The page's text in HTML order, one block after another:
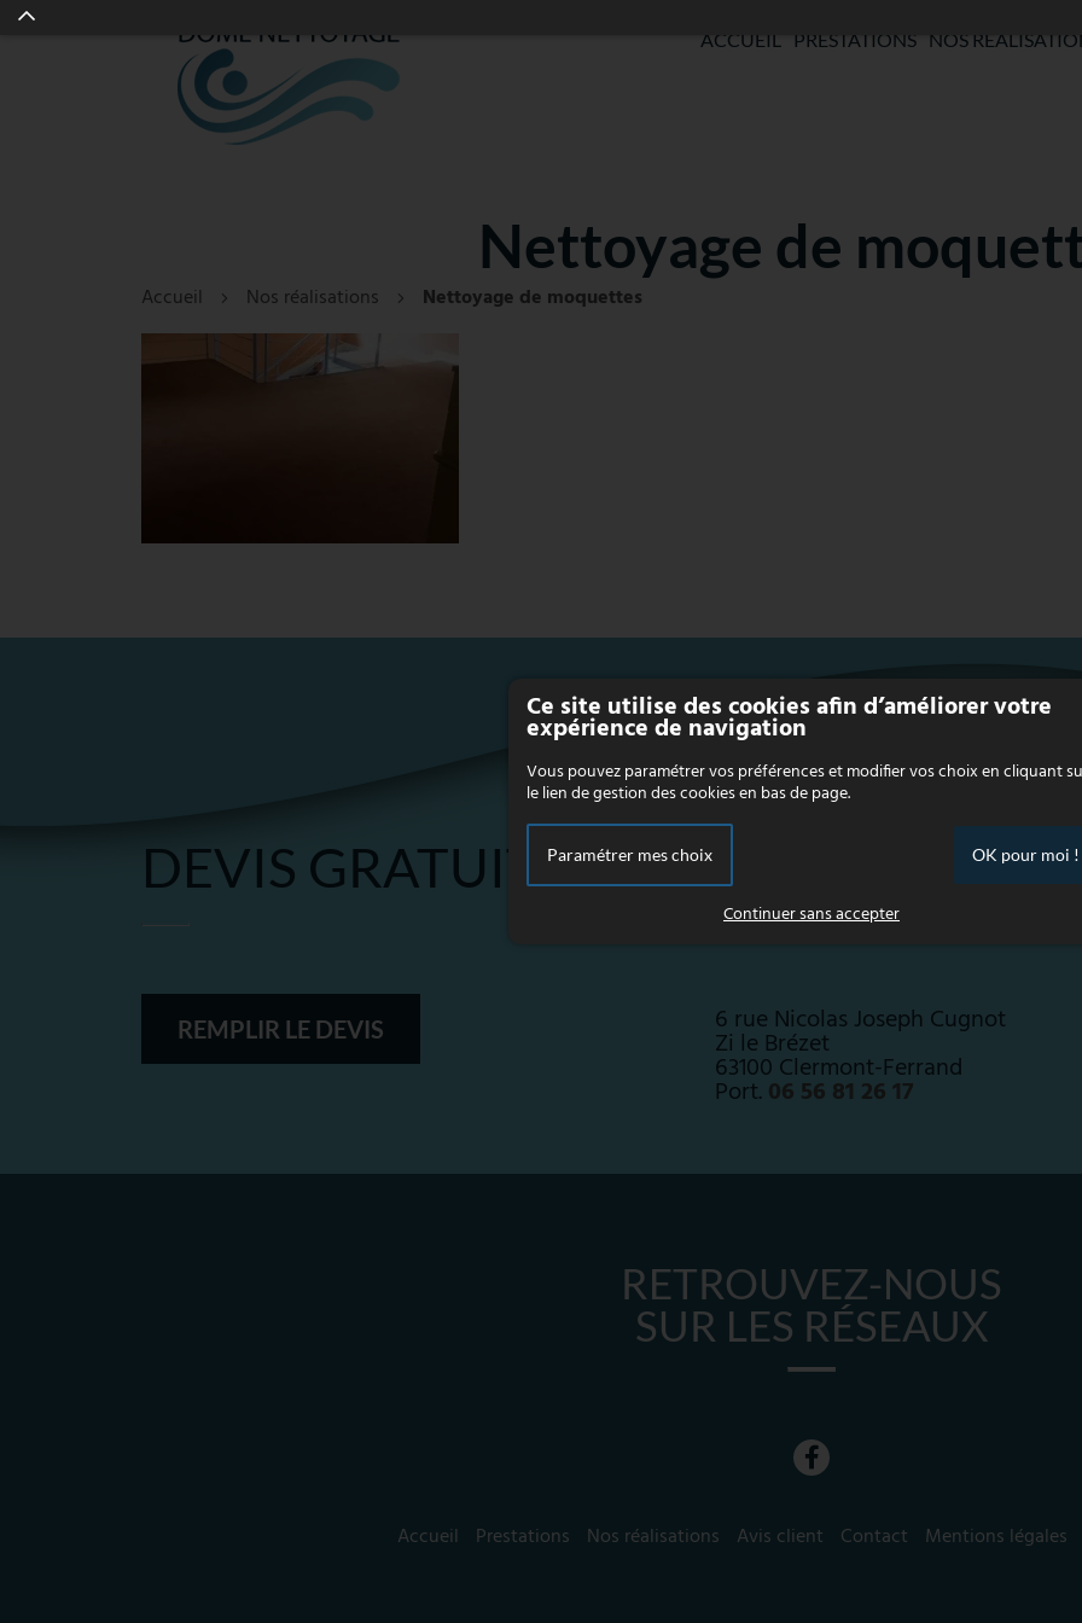
ACCUEIL PRESTATIONS NOS
Nettoyage de
Accueil Nos réalisations Nettoyage de moquettes
DEVIS GRATUIT
REMPLIR LE DEVIS
63360 Gerzat
Port.06 56 81 26 17
6 rue Nicolas Joseph Cugnot
Zi le Brézet
63100 Clermont-Ferrand
Port.06 56 81 26 17
RETROUVEZ-NOUS
SUR LES RÉSEAUX
Accueil Prestations Nos réalisations Avis client Contact Mentions légales
Ce site utilise des cookies afin d’améliorer votre
expérience de navigation
Vous pouvez paramétrer vos préférences et modifier vos choix en cliquant
le lien de gestion des cookies en bas de page.
Paramétrer mes choix OK pour moi !
Continuer sans accepter